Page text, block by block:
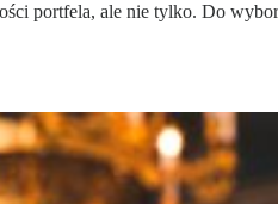
portfela, ale nie tylko. Do